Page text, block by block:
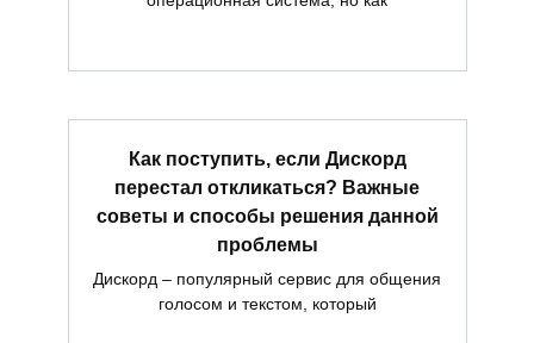
Как поступить, если Дискорд
перестал откликаться? Важные
советы и способы решения данной
проблемы
Дискорд – популярный сервис для общения
голосом и текстом, который